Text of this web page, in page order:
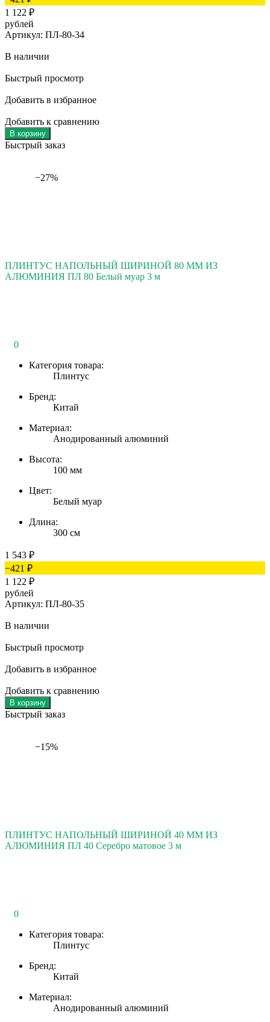
1 122 ₽
рублей
Артикул: ПЛ-80-34
В наличии
Быстрый просмотр
Добавить в избранное
Добавить к сравнению
В корзину
Быстрый заказ
−27%
ПЛИНТУС НАПОЛЬНЫЙ ШИРИНОЙ 80 ММ ИЗ
АЛЮМИНИЯ ПЛ 80 Белый муар 3 м
0
Категория товара:
Плинтус
Бренд:
Китай
Материал:
Анодированный алюминий
Высота:
100 мм
Цвет:
Белый муар
Длина:
300 см
1 543 ₽
−421 ₽
1 122 ₽
рублей
Артикул: ПЛ-80-35
В наличии
Быстрый просмотр
Добавить в избранное
Добавить к сравнению
В корзину
Быстрый заказ
−15%
ПЛИНТУС НАПОЛЬНЫЙ ШИРИНОЙ 40 ММ ИЗ
АЛЮМИНИЯ ПЛ 40 Серебро матовое 3 м
0
Категория товара:
Плинтус
Бренд:
Китай
Материал:
Анодированный алюминий